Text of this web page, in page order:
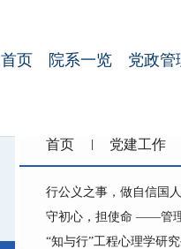
首页 院系一览 党政管
首页 党建工作
行公义之事，做自信国
守初心，担使命 ——管
“知与行”工程心理学研